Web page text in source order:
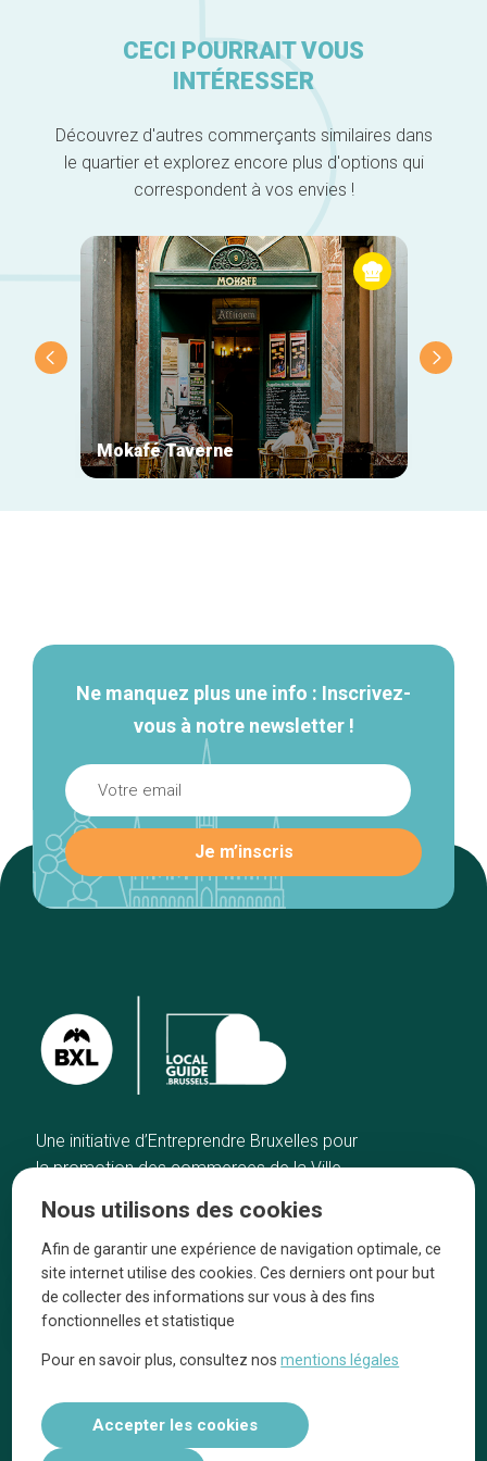
CECI POURRAIT VOUS
INTÉRESSER
Découvrez d'autres commerçants similaires dans
le quartier et explorez encore plus d'options qui
correspondent à vos envies !
Mokafé Taverne
Ne manquez plus une info : Inscrivez-
vous à notre newsletter !
Une initiative d’Entreprendre Bruxelles pour
la promotion des commerces de la Ville
Accueil
Bonnes adresses
Quartiers
Blog
Tops 10
Artisans
A propos
On parle de nous
Nous utilisons des cookies
Afin de garantir une expérience de navigation optimale, ce
site internet utilise des cookies. Ces derniers ont pour but
de collecter des informations sur vous à des fins
fonctionnelles et statistique
Pour en savoir plus, consultez nosmentions légales
Accepter les cookies